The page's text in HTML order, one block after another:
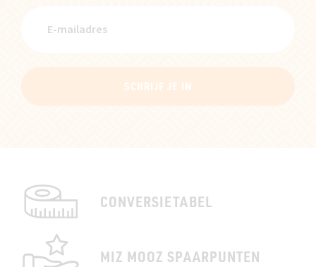
SCHRIJF JE IN
CONVERSIETABEL
MIZ MOOZ SPAARPUNTEN